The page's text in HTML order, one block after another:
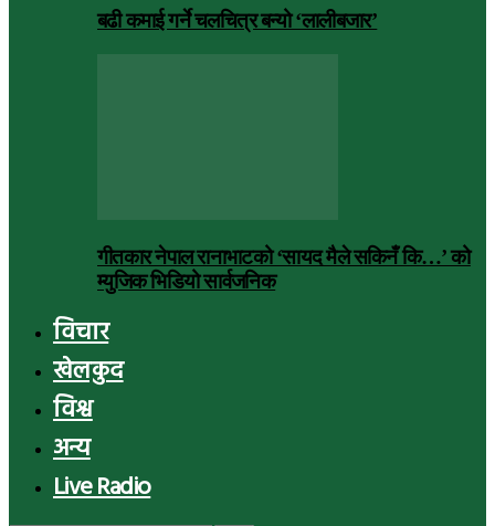
बढी कमाई गर्ने चलचित्र बन्यो ‘लालीबजार’
गीतकार नेपाल रानाभाटको ‘सायद मैले सकिनँ कि…’ को
म्युजिक भिडियो सार्वजनिक
विचार
खेलकुद
विश्व
अन्य
Live Radio